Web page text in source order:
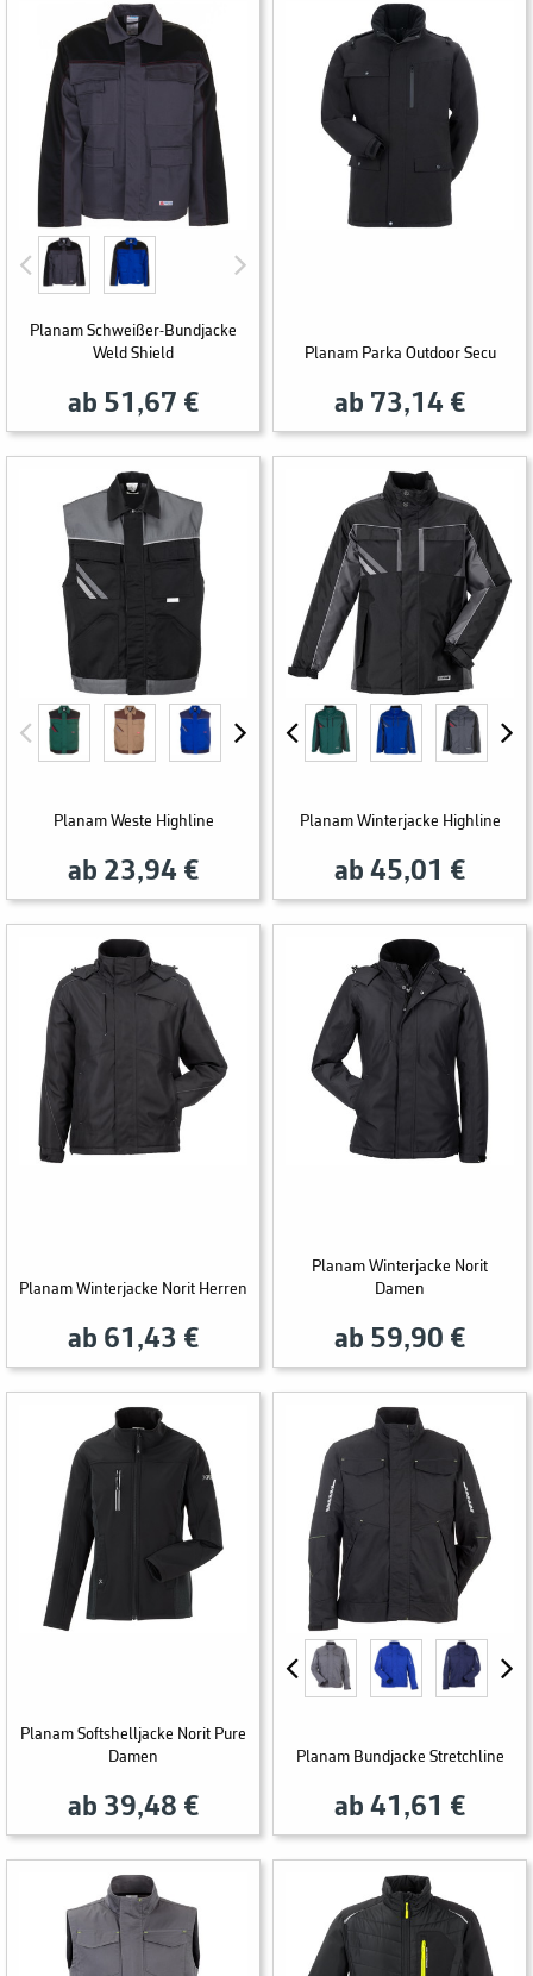
Planam Schweißer-Bundjacke
Weld Shield
ab 51,67 €
Planam Parka Outdoor Secu
ab 73,14 €
Planam Weste Highline
ab 23,94 €
Planam Winterjacke Highline
ab 45,01 €
Planam Winterjacke Norit Herren
ab 61,43 €
Planam Winterjacke Norit
Damen
ab 59,90 €
Planam Softshelljacke Norit Pure
Damen
ab 39,48 €
Planam Bundjacke Stretchline
ab 41,61 €